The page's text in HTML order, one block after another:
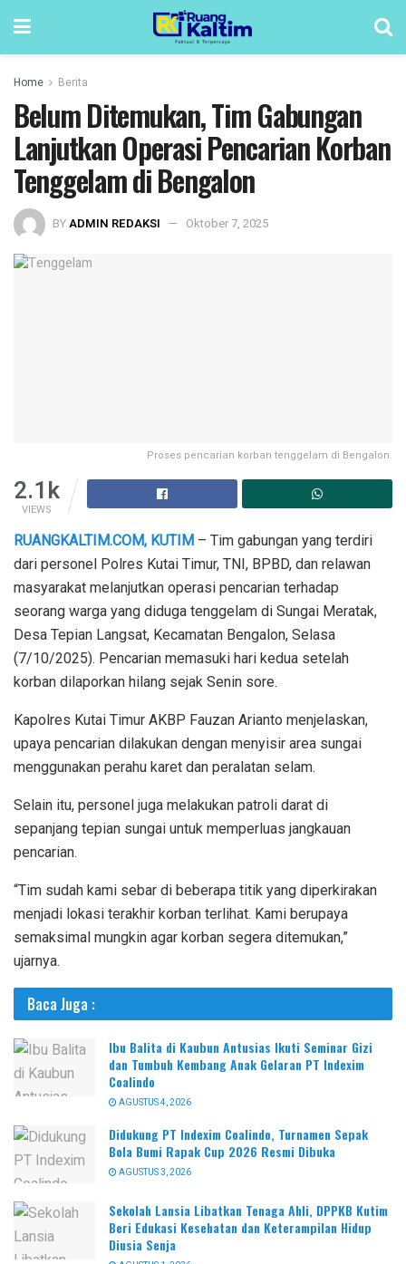
Home Berita
Belum Ditemukan, Tim Gabungan
Lanjutkan Operasi Pencarian Korban
Tenggelam di Bengalon
BYADMIN REDAKSI Oktober 7, 2025
Proses pencarian korban tenggelam di Bengalon.
2.1k
VIEWS
RUANGKALTIM.COM, KUTIM – Tim gabungan yang terdiri
dari personel Polres Kutai Timur, TNI, BPBD, dan relawan
masyarakat melanjutkan operasi pencarian terhadap
seorang warga yang diduga tenggelam di Sungai Meratak,
Desa Tepian Langsat, Kecamatan Bengalon, Selasa
(7/10/2025). Pencarian memasuki hari kedua setelah
korban dilaporkan hilang sejak Senin sore.
Kapolres Kutai Timur AKBP Fauzan Arianto menjelaskan,
upaya pencarian dilakukan dengan menyisir area sungai
menggunakan perahu karet dan peralatan selam.
Selain itu, personel juga melakukan patroli darat di
sepanjang tepian sungai untuk memperluas jangkauan
pencarian.
“Tim sudah kami sebar di beberapa titik yang diperkirakan
menjadi lokasi terakhir korban terlihat. Kami berupaya
semaksimal mungkin agar korban segera ditemukan,”
ujarnya.
Baca Juga :
Ibu Balita di Kaubun Antusias Ikuti Seminar Gizi
dan Tumbuh Kembang Anak Gelaran PT Indexim
Coalindo
AGUSTUS 4, 2026
Didukung PT Indexim Coalindo, Turnamen Sepak
Bola Bumi Rapak Cup 2026 Resmi Dibuka
AGUSTUS 3, 2026
Sekolah Lansia Libatkan Tenaga Ahli, DPPKB Kutim
Beri Edukasi Kesehatan dan Keterampilan Hidup
Diusia Senja